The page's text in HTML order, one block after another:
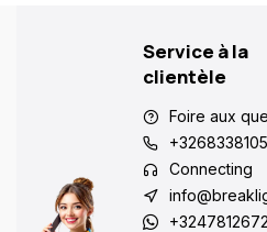
Service à la
clientèle
Foire aux
+3268338105
Connecting